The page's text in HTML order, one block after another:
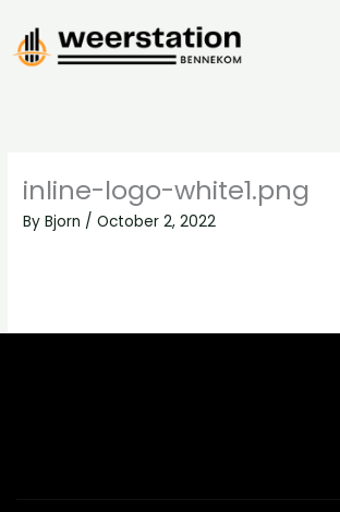
content
inline-logo-white1.png
ByBjorn /October 2, 2022